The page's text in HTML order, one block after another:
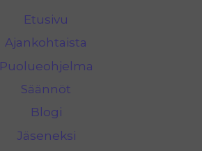
Etusivu
Ajankohtaista
Puolueohjelma
Säännöt
Blogi
Jäseneksi